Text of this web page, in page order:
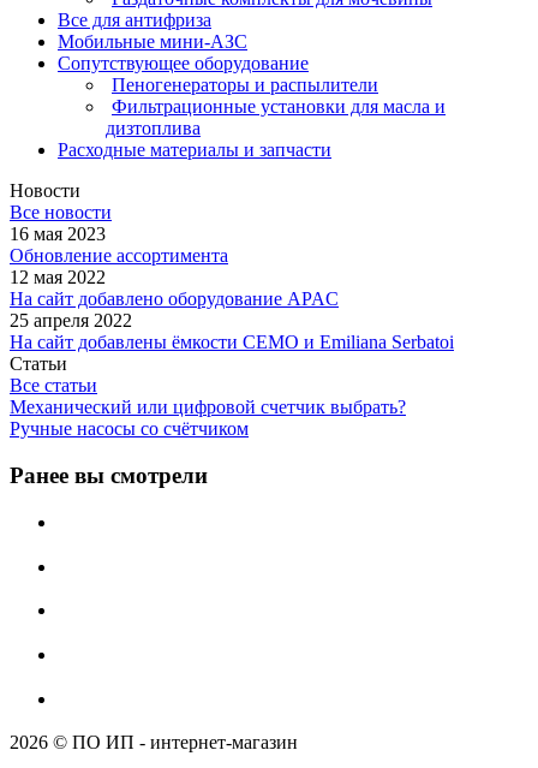
Все для антифриза
Мобильные мини-АЗС
Сопутствующее оборудование
Пеногенераторы и распылители
Фильтрационные установки для масла и
дизтоплива
Расходные материалы и запчасти
Новости
Все новости
16 мая 2023
Обновление ассортимента
12 мая 2022
На сайт добавлено оборудование APAC
25 апреля 2022
На сайт добавлены ёмкости CEMO и Emiliana Serbatoi
Статьи
Все статьи
Механический или цифровой счетчик выбрать?
Ручные насосы со счётчиком
Ранее вы смотрели
2026 © ПО ИП - интернет-магазин